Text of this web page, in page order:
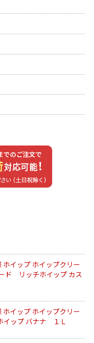
イップ ホイップクリー
ド リッチホイップ カス
イップ ホイップクリー
ップ バナナ １Ｌ